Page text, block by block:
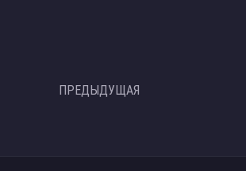
ПРЕДЫДУЩАЯ